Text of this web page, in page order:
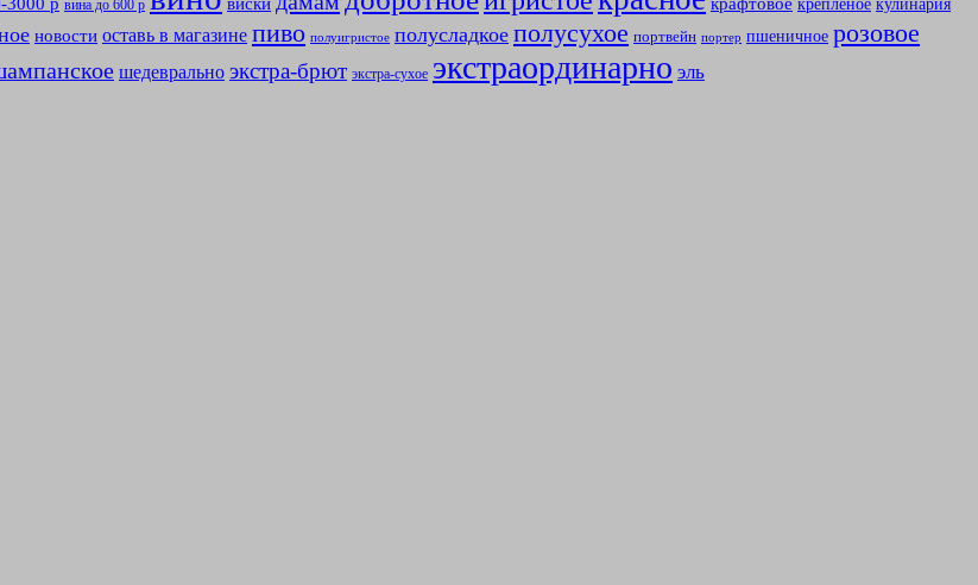
вина до 600 р крепленое кулинария
новости оставь в магазине пиво полуигристое полусладкое полусухое портвейн портер пшеничное розовое
шедеврально экстра-брют экстра-сухое экстраординарно эль